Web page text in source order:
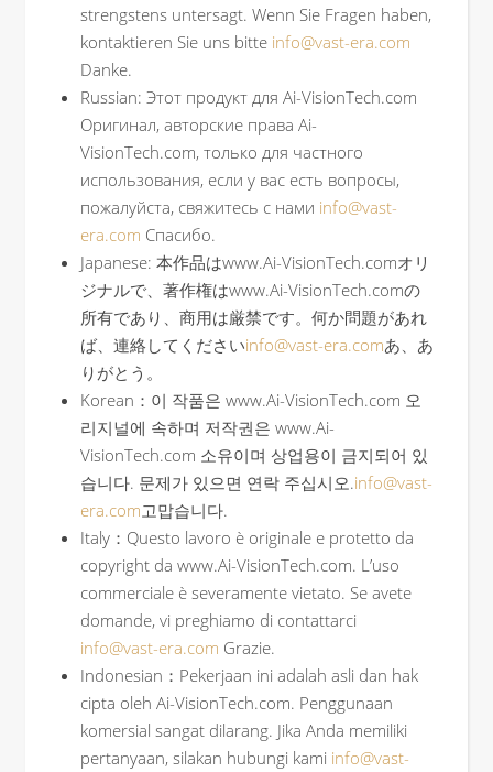
strengstens untersagt. Wenn Sie Fragen haben,
kontaktieren Sie uns bitte info@vast-era.com
Danke.
Russian: Этот продукт для Ai-VisionTech.com
Оригинал, авторские права Ai-
VisionTech.com, только для частного
использования, если у вас есть вопросы,
пожалуйста, свяжитесь с нами info@vast-
era.com Спасибо.
Japanese: 本作品はwww.Ai-VisionTech.comオリ
ジナルで、著作権はwww.Ai-VisionTech.comの
所有であり、商用は厳禁です。何か問題があれ
ば、連絡してくださいinfo@vast-era.comあ、あ
りがとう。
Korean：이 작품은 www.Ai-VisionTech.com 오
리지널에 속하며 저작권은 www.Ai-
VisionTech.com 소유이며 상업용이 금지되어 있
습니다. 문제가 있으면 연락 주십시오.info@vast-
era.com고맙습니다.
Italy：Questo lavoro è originale e protetto da
copyright da www.Ai-VisionTech.com. L’uso
commerciale è severamente vietato. Se avete
domande, vi preghiamo di contattarci
info@vast-era.com Grazie.
Indonesian：Pekerjaan ini adalah asli dan hak
cipta oleh Ai-VisionTech.com. Penggunaan
komersial sangat dilarang. Jika Anda memiliki
pertanyaan, silakan hubungi kami info@vast-